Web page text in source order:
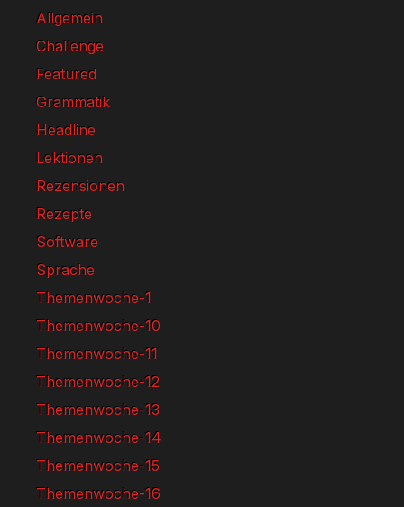
Allgemein
Challenge
Featured
Grammatik
Headline
Lektionen
Rezensionen
Rezepte
Software
Sprache
Themenwoche-1
Themenwoche-10
Themenwoche-11
Themenwoche-12
Themenwoche-13
Themenwoche-14
Themenwoche-15
Themenwoche-16